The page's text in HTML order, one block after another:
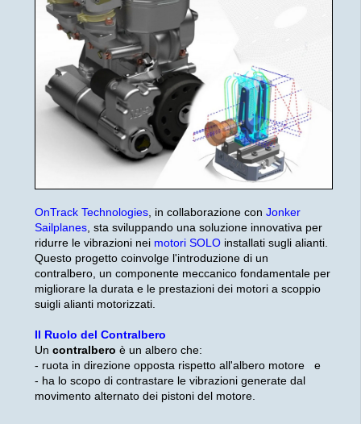
OnTrack Technologies , in collaborazione con Jonker
Sailplanes , sta sviluppando una soluzione innovativa per
ridurre le vibrazioni nei motori SOLO installati sugli alianti.
Questo progetto coinvolge l'introduzione di un
contralbero, un componente meccanico fondamentale per
migliorare la durata e le prestazioni dei motori a scoppio
suigli alianti motorizzati.
Il Ruolo del Contralbero
Un contralbero è un albero che:
- ruota in direzione opposta rispetto all'albero motore e
- ha lo scopo di contrastare le vibrazioni generate dal
movimento alternato dei pistoni del motore.